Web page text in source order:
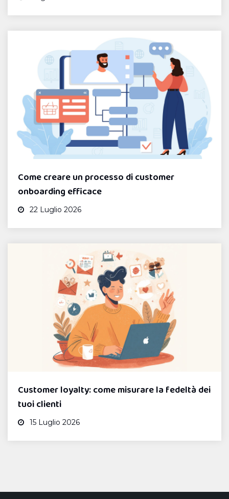
Come creare un processo di customer
onboarding efficace
22 Luglio 2026
Customer loyalty: come misurare la fedeltà dei
tuoi clienti
15 Luglio 2026